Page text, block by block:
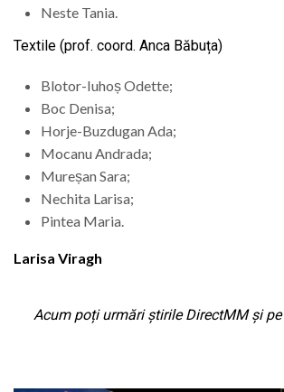
Neste Tania.
Textile (prof. coord. Anca Băbuța)
Blotor-Iuhoș Odette;
Boc Denisa;
Horje-Buzdugan Ada;
Mocanu Andrada;
Mureșan Sara;
Nechita Larisa;
Pintea Maria.
Larisa Viragh
Acum poți urmări știrile DirectMM și pe